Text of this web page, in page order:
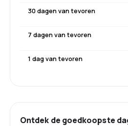
30 dagen van tevoren
7 dagen van tevoren
1 dag van tevoren
Ontdek de goedkoopste